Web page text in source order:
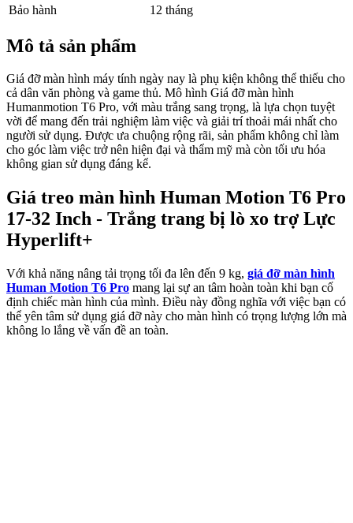
Bảo hành
12 tháng
Mô tả sản phẩm
Giá đỡ màn hình máy tính ngày nay là phụ kiện không thể thiếu cho
cả dân văn phòng và game thủ. Mô hình Giá đỡ màn hình
Humanmotion T6 Pro, với màu trắng sang trọng, là lựa chọn tuyệt
vời để mang đến trải nghiệm làm việc và giải trí thoải mái nhất cho
người sử dụng. Được ưa chuộng rộng rãi, sản phẩm không chỉ làm
cho góc làm việc trở nên hiện đại và thẩm mỹ mà còn tối ưu hóa
không gian sử dụng đáng kể.
Giá treo màn hình Human Motion T6 Pro
17-32 Inch - Trắng trang bị lò xo trợ Lực
Hyperlift+
Với khả năng nâng tải trọng tối đa lên đến 9 kg, giá đỡ màn hình
Human Motion T6 Pro mang lại sự an tâm hoàn toàn khi bạn cố
định chiếc màn hình của mình. Điều này đồng nghĩa với việc bạn có
thể yên tâm sử dụng giá đỡ này cho màn hình có trọng lượng lớn mà
không lo lắng về vấn đề an toàn.